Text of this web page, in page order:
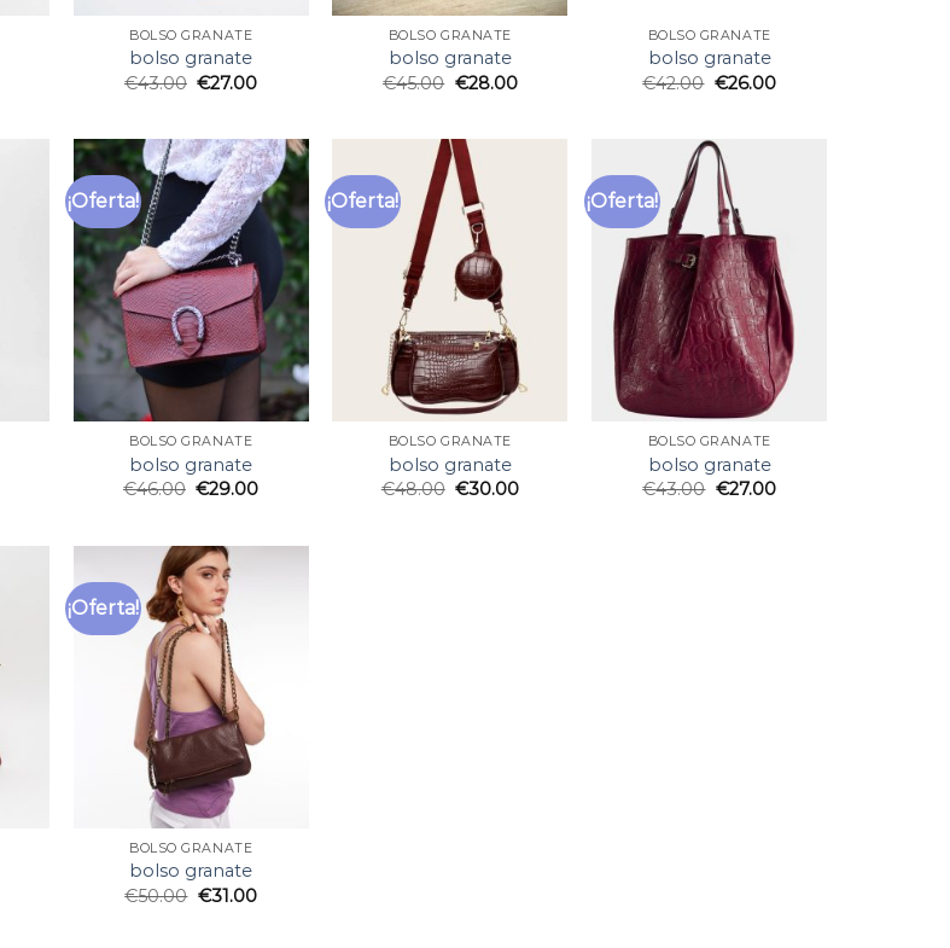
BOLSO GRANATE
bolso granate
€43.00 €27.00
BOLSO GRANATE
bolso granate
€45.00 €28.00
BOLSO GRANATE
bolso granate
€42.00 €26.00
¡Oferta!
BOLSO GRANATE
bolso granate
€46.00 €29.00
¡Oferta!
BOLSO GRANATE
bolso granate
€48.00 €30.00
¡Oferta!
BOLSO GRANATE
bolso granate
€43.00 €27.00
¡Oferta!
BOLSO GRANATE
bolso granate
€50.00 €31.00